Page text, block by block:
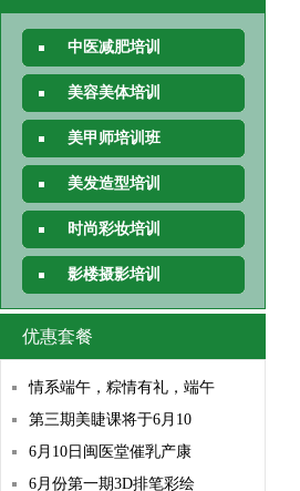
中医减肥培训
美容美体培训
美甲师培训班
美发造型培训
时尚彩妆培训
影楼摄影培训
优惠套餐
情系端午，粽情有礼，端午
第三期美睫课将于6月10
6月10日闽医堂催乳产康
6月份第一期3D排笔彩绘